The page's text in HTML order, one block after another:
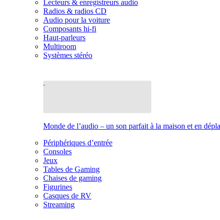
Lecteurs & enregistreurs audio
Radios & radios CD
Audio pour la voiture
Composants hi-fi
Haut-parleurs
Multiroom
Systèmes stéréo
Monde de l’audio – un son parfait à la maison et en
Périphériques d’entrée
Consoles
Jeux
Tables de Gaming
Chaises de gaming
Figurines
Casques de RV
Streaming